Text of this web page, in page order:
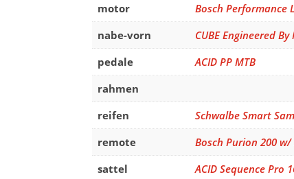
motor
Bosch Performance
nabe-vorn
CUBE Engineered
pedale
ACID PP MTB
rahmen
reifen
Schwalbe Smart
remote
Bosch Purion 200
sattel
ACID Sequence Pro